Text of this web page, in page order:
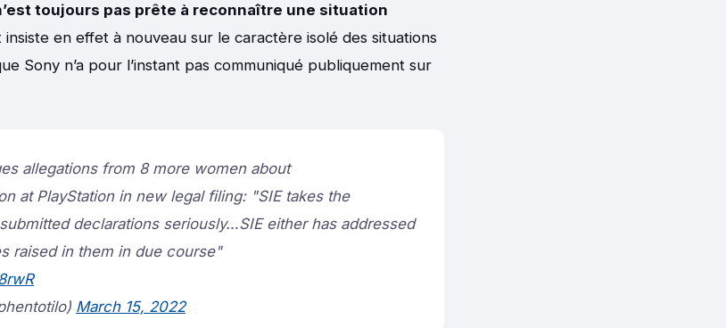
toujours pas prête à reconnaître une situation
insiste en effet à nouveau sur le caractère isolé des situations
Sony n’a pour l’instant pas communiqué publiquement sur
allegations from 8 more women about
at PlayStation in new legal filing: "SIE takes the
declarations seriously…SIE either has addressed
raised in them in due course"
March 15, 2022